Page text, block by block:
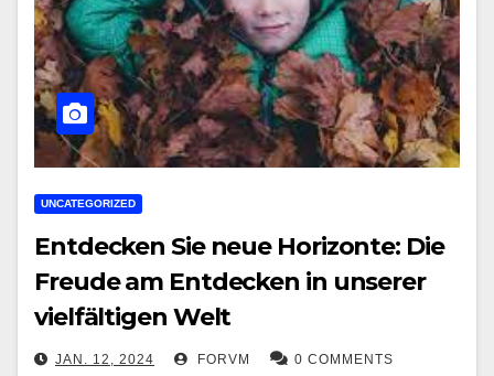
UNCATEGORIZED
Entdecken Sie neue Horizonte: Die
Freude am Entdecken in unserer
vielfältigen Welt
JAN. 12, 2024 FORVM 0 COMMENTS